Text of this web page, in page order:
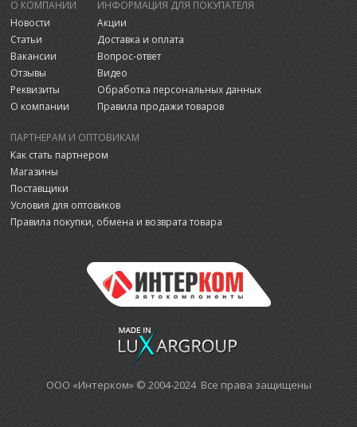
О КОМПАНИИ
Новости
Статьи
Вакансии
Отзывы
Реквизиты
О компании
ИНФОРМАЦИЯ ДЛЯ ПОКУПАТЕЛЯ
Акции
Доставка и оплата
Вопрос-ответ
Видео
Обработка персональных данных
Правила продажи товаров
ПАРТНЕРАМ И ОПТОВИКАМ
Как стать партнером
Магазины
Поставщики
Условия для оптовиков
Правила покупки, обмена и возврата товара
ООО «Интерком» © 2004-2024 Все права защищены